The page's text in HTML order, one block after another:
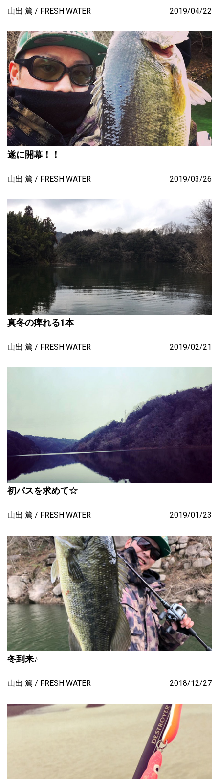
山出 篤 FRESH WATER 2019/04/22
遂に開幕！！
山出 篤 FRESH WATER 2019/03/26
真冬の痺れる1本
山出 篤 FRESH WATER 2019/02/21
初バスを求めて☆
山出 篤 FRESH WATER 2019/01/23
冬到来♪
山出 篤 FRESH WATER 2018/12/27